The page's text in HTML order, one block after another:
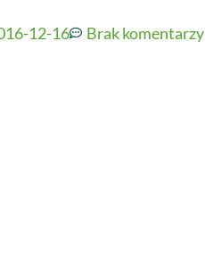
12-16 Brak komentarzy